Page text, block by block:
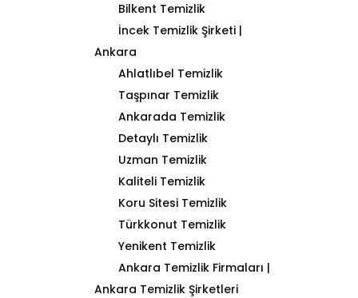
Bilkent Temizlik
İncek Temizlik Şirketi |
Ankara
Ahlatlıbel Temizlik
Taşpınar Temizlik
Ankarada Temizlik
Detaylı Temizlik
Uzman Temizlik
Kaliteli Temizlik
Koru Sitesi Temizlik
Türkkonut Temizlik
Yenikent Temizlik
Ankara Temizlik Firmaları |
Ankara Temizlik Şirketleri